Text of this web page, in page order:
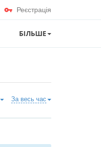
Реєстрація
БІЛЬШЕ
За весь час